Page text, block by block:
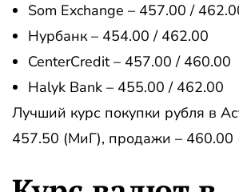
Som Exchange – 457.00 /
Нурбанк – 454.00 / 462.00
CenterCredit – 457.00 / 460.00
Halyk Bank – 455.00 / 462.00
Лучший курс покупки рубля в
457.50 (МиГ), продажи – 460.00